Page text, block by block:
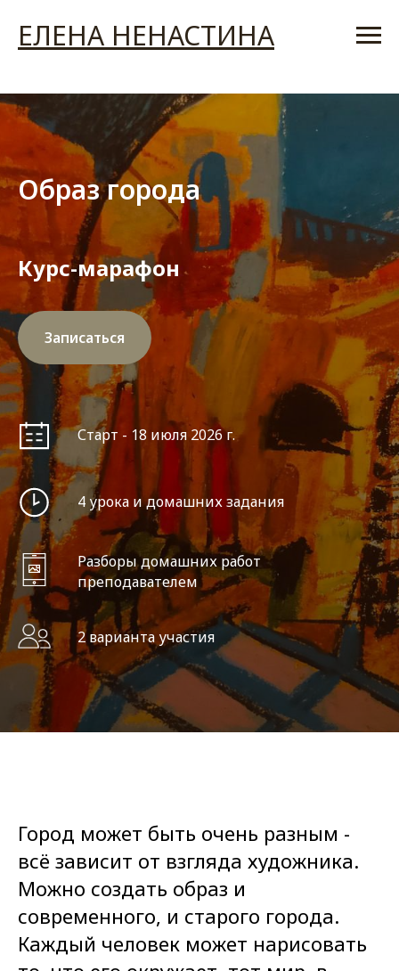
ЕЛЕНА НЕНАСТИНА
Образ города
Курс-марафон
Записаться
Старт - 18 июля 2026 г.
4 урока и домашних задания
Разборы домашних работ
преподавателем
2 варианта участия
Город может быть очень разным -
всё зависит от взгляда художника.
Можно создать образ и
современного, и старого города.
Каждый человек может нарисовать